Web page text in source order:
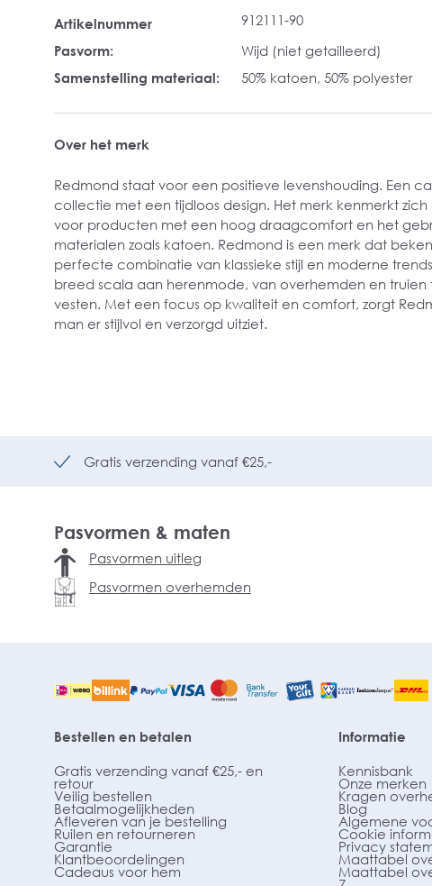
Artikelnummer
912111-90
Pasvorm:
Wijd (niet getailleerd)
Samenstelling materiaal:
50% katoen, 50% polyester
Over het merk
Redmond staat voor een positieve levenshouding. Een
collectie met een tijdloos design. Het merk kenmerkt zich
voor producten met een hoog draagcomfort en het
materialen zoals katoen. Redmond is een merk dat
perfecte combinatie van klassieke stijl en moderne
breed scala aan herenmode, van overhemden en truien
vesten. Met een focus op kwaliteit en comfort, zorgt
man er stijlvol en verzorgd uitziet.
Gratis verzending vanaf €25,-
Pasvormen & maten
Pasvormen uitleg
Pasvormen overhemden
Bestellen en betalen
Gratis verzending vanaf €25,- en
retour
Veilig bestellen
Betaalmogelijkheden
Afleveren van je bestelling
Ruilen en retourneren
Garantie
Klantbeoordelingen
Cadeaus voor hem
Informatie
Kennisbank
Onze merken
Kragen
Blog
Algemene
Cookie
Privacy
Maattabel
Maattabel